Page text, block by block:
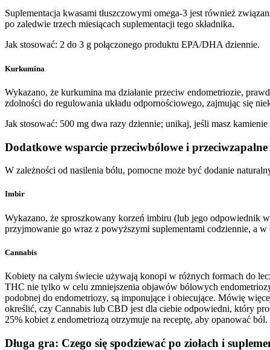
Suplementacja kwasami tłuszczowymi omega-3 jest również
po zaledwie trzech miesiącach suplementacji tego składnika.
Jak stosować: 2 do 3 g połączonego produktu EPA/DHA dziennie.
Kurkumina
Wykazano, że kurkumina ma działanie przeciw endometriozie,
zdolności do regulowania układu odpornościowego, zajmując się
Jak stosować: 500 mg dwa razy dziennie; unikaj, jeśli masz kamienie
Dodatkowe wsparcie przeciwbólowe i przeciwzapalne
W zależności od nasilenia bólu, pomocne może być dodanie
Imbir
Wykazano, że sproszkowany korzeń imbiru (lub jego odpowiednik
przyjmowanie go wraz z powyższymi suplementami codziennie, a
Cannabis
Kobiety na całym świecie używają konopi w różnych formach do
THC nie tylko w celu zmniejszenia objawów bólowych
podobnej do endometriozy, są imponujące i obiecujące. Mówię
określić, czy Cannabis lub CBD jest dla ciebie odpowiedni, który
25% kobiet z endometriozą otrzymuje na receptę, aby opanować ból.
Długa gra: Czego się spodziewać po ziołach i